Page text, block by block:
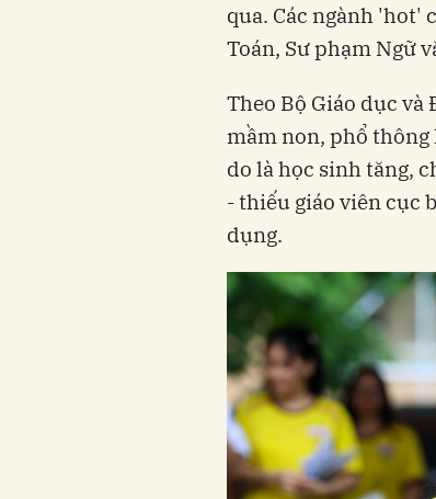
qua. Các ngành 'hot'
Toán, Sư phạm Ngữ
Theo Bộ Giáo dục và
mầm non, phổ thông
do là học sinh tăng,
- thiếu giáo viên cục
dụng.